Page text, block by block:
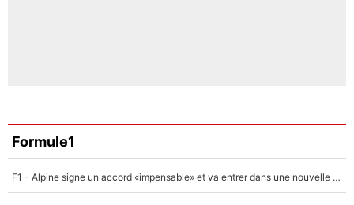
Formule1
F1 - Alpine signe un accord «impensable» et va entrer dans une nouvelle dimension : Grande nouvelle pour Pierre Gasly !